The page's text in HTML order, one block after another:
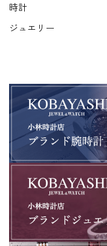
時計
ジュエリー